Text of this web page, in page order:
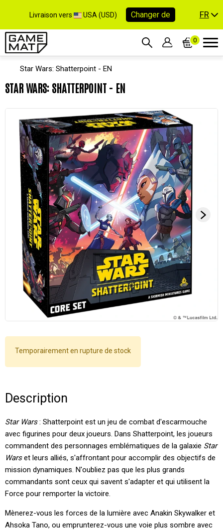
Livraison vers USA (USD) Changer de FR
0
Star Wars: Shatterpoint - EN
STAR WARS: SHATTERPOINT - EN
Temporairement en rupture de stock
Description
Star Wars: Shatterpoint est un jeu de combat d'escarmouche
avec figurines pour deux joueurs. Dans Shatterpoint, les joueurs
commandent des personnages emblématiques de la galaxie Star
Warset leurs alliés, s'affrontant pour accomplir des objectifs de
mission dynamiques. N'oubliez pas que les plus grands
commandants sont ceux qui savent s'adapter et qui utilisent la
Force pour remporter la victoire.
Mènerez-vous les forces de la lumière avec Anakin Skywalker et
Ahsoka Tano, ou emprunterez-vous une voie plus sombre avec